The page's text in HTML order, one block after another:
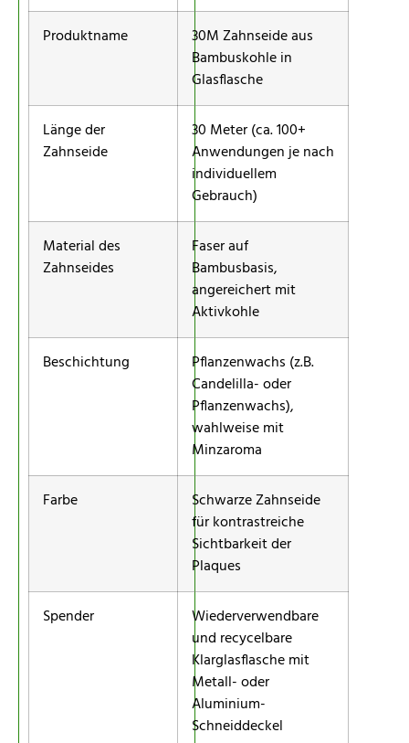
Produktname
30M Zahnseide aus
Bambuskohle in
Glasflasche
Länge der
Zahnseide
30 Meter (ca. 100+
Anwendungen je nach
individuellem
Gebrauch)
Material des
Zahnseides
Faser auf
Bambusbasis,
angereichert mit
Aktivkohle
Beschichtung
Pflanzenwachs (z.B.
Candelilla- oder
Pflanzenwachs),
wahlweise mit
Minzaroma
Farbe
Schwarze Zahnseide
für kontrastreiche
Sichtbarkeit der
Plaques
Spender
Wiederverwendbare
und recycelbare
Klarglasflasche mit
Metall- oder
Aluminium-
Schneiddeckel